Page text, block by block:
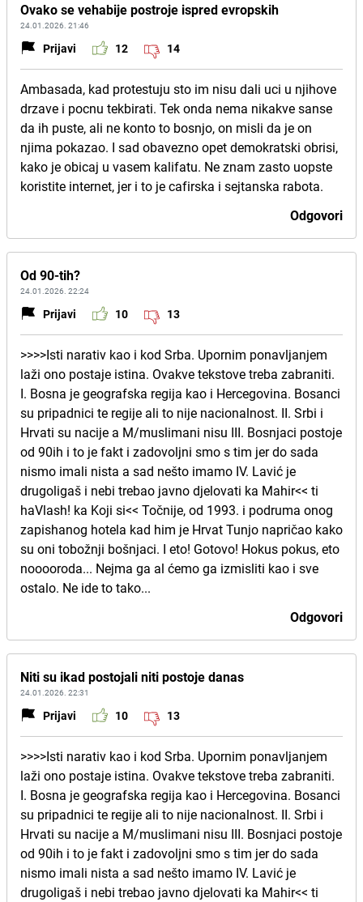
Ovako se vehabije postroje ispred evropskih
24.01.2026. 21:46
Prijavi 12 14
Ambasada, kad protestuju sto im nisu dali uci u njihove
drzave i pocnu tekbirati. Tek onda nema nikakve sanse
da ih puste, ali ne konto to bosnjo, on misli da je on
njima pokazao. I sad obavezno opet demokratski obrisi,
kako je obicaj u vasem kalifatu. Ne znam zasto uopste
koristite internet, jer i to je cafirska i sejtanska rabota.
Odgovori
Od 90-tih?
24.01.2026. 22:24
Prijavi 10 13
>>>>Isti narativ kao i kod Srba. Upornim ponavljanjem
laži ono postaje istina. Ovakve tekstove treba zabraniti.
I. Bosna je geografska regija kao i Hercegovina. Bosanci
su pripadnici te regije ali to nije nacionalnost. II. Srbi i
Hrvati su nacije a M/muslimani nisu III. Bosnjaci postoje
od 90ih i to je fakt i zadovoljni smo s tim jer do sada
nismo imali nista a sad nešto imamo IV. Lavić je
drugoligaš i nebi trebao javno djelovati ka Mahir<< ti
haVlash! ka Koji si<< Točnije, od 1993. i podruma onog
zapishanog hotela kad him je Hrvat Tunjo napričao kako
su oni tobožnji bošnjaci. I eto! Gotovo! Hokus pokus, eto
nooooroda... Nejma ga al ćemo ga izmisliti kao i sve
ostalo. Ne ide to tako...
Odgovori
Niti su ikad postojali niti postoje danas
24.01.2026. 22:31
Prijavi 10 13
>>>>Isti narativ kao i kod Srba. Upornim ponavljanjem
laži ono postaje istina. Ovakve tekstove treba zabraniti.
I. Bosna je geografska regija kao i Hercegovina. Bosanci
su pripadnici te regije ali to nije nacionalnost. II. Srbi i
Hrvati su nacije a M/muslimani nisu III. Bosnjaci postoje
od 90ih i to je fakt i zadovoljni smo s tim jer do sada
nismo imali nista a sad nešto imamo IV. Lavić je
drugoligaš i nebi trebao javno djelovati ka Mahir<< ti